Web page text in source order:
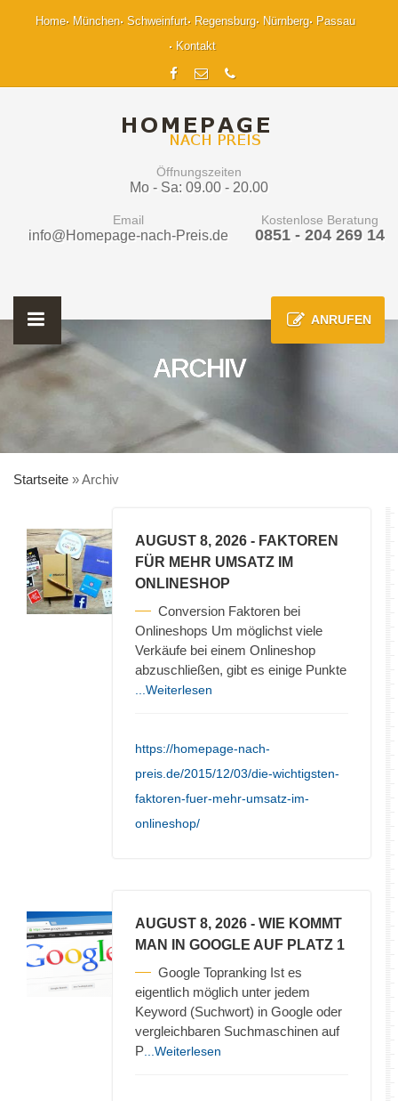
Home München Schweinfurt Regensburg Nürnberg
Passau
Kontakt
Öffnungszeiten
Mo - Sa: 09.00 - 20.00
Email
info@Homepage-nach-Preis.de
Kostenlose Beratung
0851 - 204 269 14
ANRUFEN
ARCHIV
Startseite »Archiv
AUGUST 8, 2026 - FAKTOREN
FÜR MEHR UMSATZ IM
ONLINESHOP
Conversion Faktoren bei
Onlineshops Um möglichst viele
Verkäufe bei einem Onlineshop
abzuschließen, gibt es einige Punkte
...Weiterlesen
https://homepage-nach-
preis.de/2015/12/03/die-wichtigsten-
faktoren-fuer-mehr-umsatz-im-
onlineshop/
AUGUST 8, 2026 - WIE KOMMT
MAN IN GOOGLE AUF PLATZ 1
Google Topranking Ist es
eigentlich möglich unter jedem
Keyword (Suchwort) in Google oder
vergleichbaren Suchmaschinen auf
P ...Weiterlesen